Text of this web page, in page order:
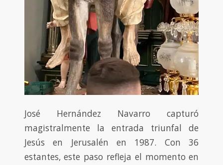
José Hernández Navarro capturó
magistralmente la entrada triunfal de
Jesús en Jerusalén en 1987. Con 36
estantes, este paso refleja el momento en